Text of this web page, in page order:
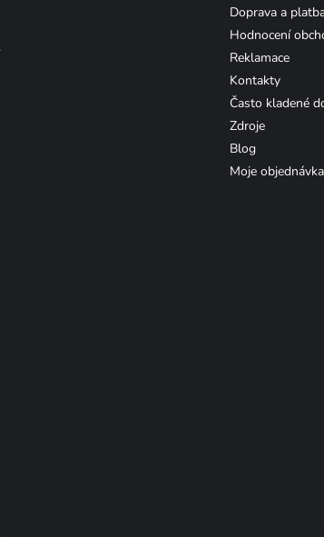
Doprava a
Hodnocení
Reklamace
Kontakty
Často kladené
Zdroje
Blog
Moje objednávka